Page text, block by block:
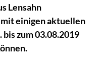
Lensahn
einigen aktuellen
bis zum 03.08.2019